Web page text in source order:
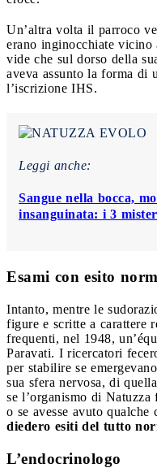
Un’altra volta il parroco
erano inginocchiate vicino
vide che sul dorso della
aveva assunto la forma di
l’iscrizione IHS.
Leggi anche:
Sangue nella bocca,
insanguinata: i 3
Esami con esito
Intanto, mentre le
figure e scritte a carattere
frequenti, nel 1948,
Paravati. I ricercatori
per stabilire se
sua sfera nervosa, di
se l’organismo di
o se avesse avuto qualche
diedero esiti del tutto
L’endocrinologo